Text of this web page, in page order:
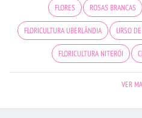
FLORES ROSAS BRANCAS
FLORICULTURA UBERLÂNDIA URSO
FLORICULTURA NITERÓI
VER